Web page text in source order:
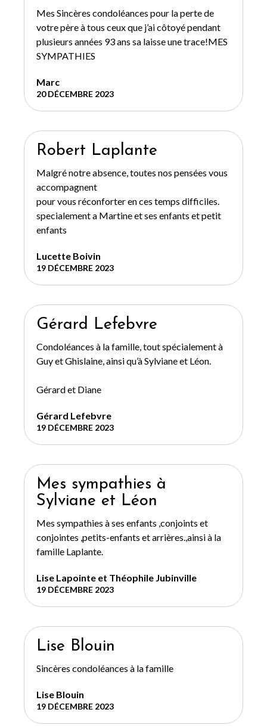
Mes Sincères condoléances pour la perte de
votre père à tous ceux que j’ai côtoyé pendant
plusieurs années 93 ans sa laisse une trace!MES
SYMPATHIES
Marc
20 DÉCEMBRE 2023
Robert Laplante
Malgré notre absence, toutes nos pensées vous
accompagnent
pour vous réconforter en ces temps difficiles.
specialement a Martine et ses enfants et petit
enfants
Lucette Boivin
19 DÉCEMBRE 2023
Gérard Lefebvre
Condoléances à la famille, tout spécialement à
Guy et Ghislaine, ainsi qu’à Sylviane et Léon.
Gérard et Diane
Gérard Lefebvre
19 DÉCEMBRE 2023
Mes sympathies à
Sylviane et Léon
Mes sympathies à ses enfants ,conjoints et
conjointes ,petits-enfants et arrières.,ainsi à la
famille Laplante.
Lise Lapointe et Théophile Jubinville
19 DÉCEMBRE 2023
Lise Blouin
Sincères condoléances à la famille
Lise Blouin
19 DÉCEMBRE 2023